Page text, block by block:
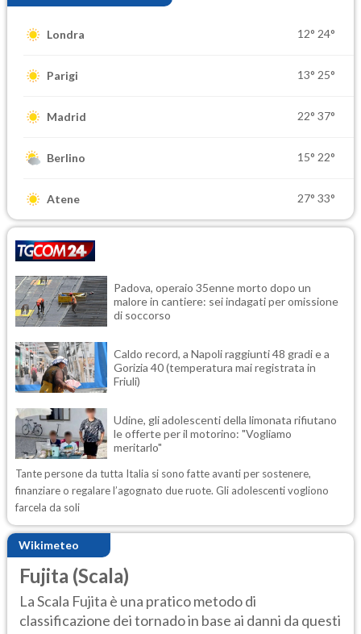
Londra 12° 24°
Parigi 13° 25°
Madrid 22° 37°
Berlino 15° 22°
Atene 27° 33°
Padova, operaio 35enne morto dopo un
malore in cantiere: sei indagati per omissione
di soccorso
Caldo record, a Napoli raggiunti 48 gradi e a
Gorizia 40 (temperatura mai registrata in
Friuli)
Udine, gli adolescenti della limonata rifiutano
le offerte per il motorino: "Vogliamo
meritarlo"
Tante persone da tutta Italia si sono fatte avanti per sostenere,
finanziare o regalare l’agognato due ruote. Gli adolescenti vogliono
farcela da soli
Wikimeteo
Fujita (Scala)
La Scala Fujita è una pratico metodo di
classificazione dei tornado in base ai danni da questi